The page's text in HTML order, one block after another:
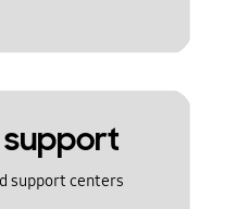
support centers